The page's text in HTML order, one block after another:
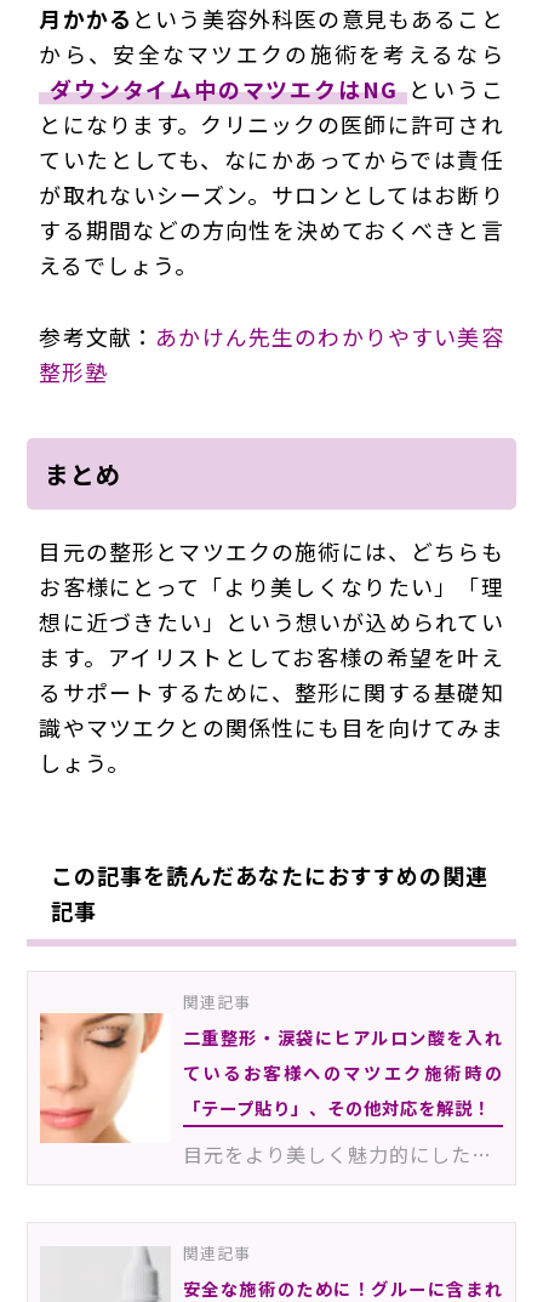
月かかる という美容外科医の意見もあること
から、安全なマツエクの施術を考えるなら
ダウンタイム中のマツエクはNG というこ
とになります。クリニックの医師に許可され
ていたとしても、なにかあってからでは責任
が取れないシーズン。サロンとしてはお断り
する期間などの方向性を決めておくべきと言
えるでしょう。
参考文献： あかけん先生のわかりやすい美容
整形塾
まとめ
目元の整形とマツエクの施術には、どちらも
お客様にとって「より美しくなりたい」「理
想に近づきたい」という想いが込められてい
ます。アイリストとしてお客様の希望を叶え
るサポートするために、整形に関する基礎知
識やマツエクとの関係性にも目を向けてみま
しょう。
この記事を読んだあなたにおすすめの関連
記事
関連記事
二重整形・涙袋にヒアルロン酸を入れ
ているお客様へのマツエク施術時の
「テープ貼り」、その他対応を解説！
目元をより美しく魅力的にしたい…と感じているお客様の中には、美容
関連記事
安全な施術のために！グルーに含まれ